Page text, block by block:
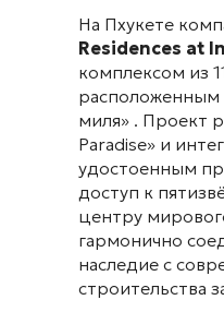
На Пхукете
Residences at
комплексом из
расположенным
миля» . Проект
Paradise» и
удостоенным
доступ к
центру
гармонично
наследие с
строительства